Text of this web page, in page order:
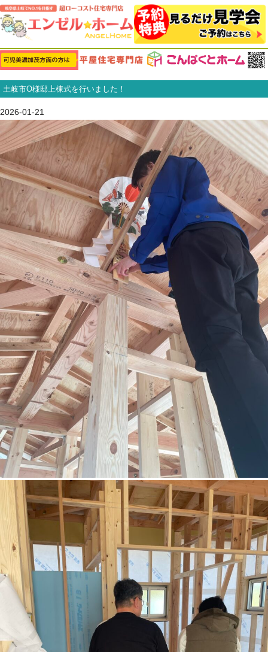
土岐市O様邸上棟式を行いました！
2026-01-21